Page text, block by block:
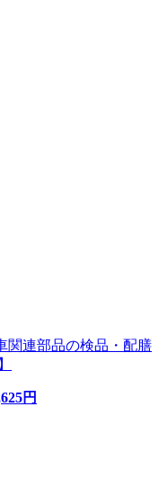
関連部品の検品・配膳
円